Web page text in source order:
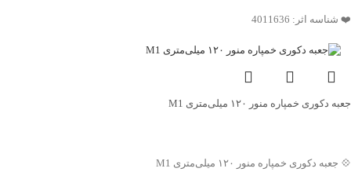
❤️ شناسه اثر: 4011636
جعبه دکوری خمپاره منور ۱۲۰ میلی‌متری M1
💠 جعبه دکوری خمپاره منور ۱۲۰ میلی‌متری M1